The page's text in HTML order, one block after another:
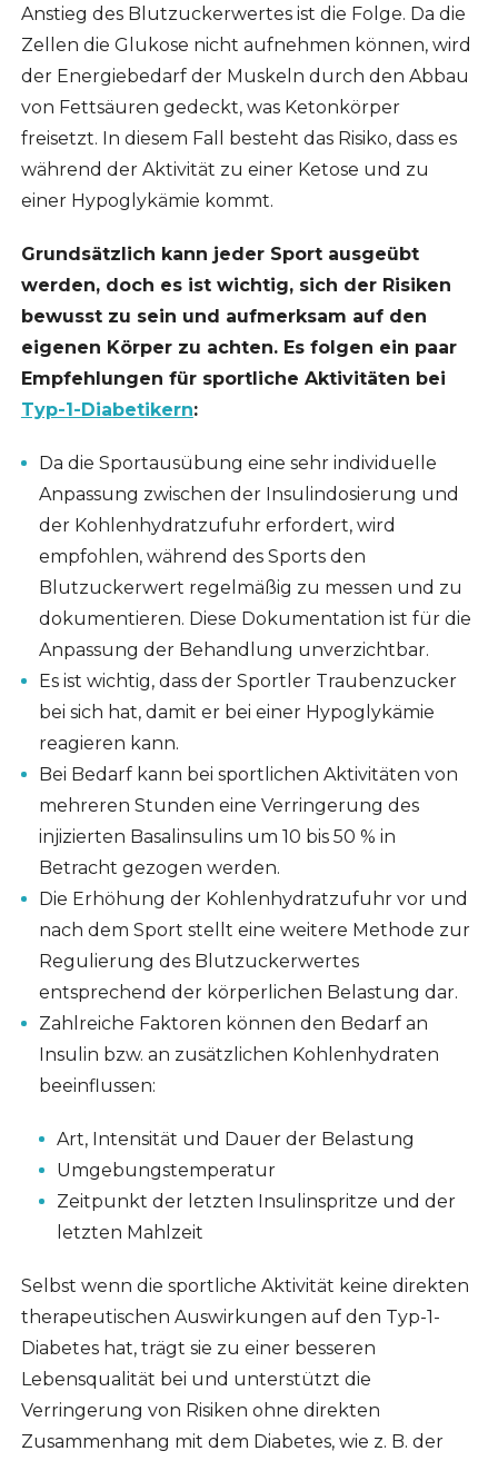
Anstieg des Blutzuckerwertes ist die Folge. Da die
Zellen die Glukose nicht aufnehmen können, wird
der Energiebedarf der Muskeln durch den Abbau
von Fettsäuren gedeckt, was Ketonkörper
freisetzt. In diesem Fall besteht das Risiko, dass es
während der Aktivität zu einer Ketose und zu
einer Hypoglykämie kommt.
Grundsätzlich kann jeder Sport ausgeübt
werden, doch es ist wichtig, sich der Risiken
bewusst zu sein und aufmerksam auf den
eigenen Körper zu achten. Es folgen ein paar
Empfehlungen für sportliche Aktivitäten bei
Typ-1-Diabetikern:
Da die Sportausübung eine sehr individuelle
Anpassung zwischen der Insulindosierung und
der Kohlenhydratzufuhr erfordert, wird
empfohlen, während des Sports den
Blutzuckerwert regelmäßig zu messen und zu
dokumentieren. Diese Dokumentation ist für die
Anpassung der Behandlung unverzichtbar.
Es ist wichtig, dass der Sportler Traubenzucker
bei sich hat, damit er bei einer Hypoglykämie
reagieren kann.
Bei Bedarf kann bei sportlichen Aktivitäten von
mehreren Stunden eine Verringerung des
injizierten Basalinsulins um 10 bis 50 % in
Betracht gezogen werden.
Die Erhöhung der Kohlenhydratzufuhr vor und
nach dem Sport stellt eine weitere Methode zur
Regulierung des Blutzuckerwertes
entsprechend der körperlichen Belastung dar.
Zahlreiche Faktoren können den Bedarf an
Insulin bzw. an zusätzlichen Kohlenhydraten
beeinflussen:
Art, Intensität und Dauer der Belastung
Umgebungstemperatur
Zeitpunkt der letzten Insulinspritze und der
letzten Mahlzeit
Selbst wenn die sportliche Aktivität keine direkten
therapeutischen Auswirkungen auf den Typ-1-
Diabetes hat, trägt sie zu einer besseren
Lebensqualität bei und unterstützt die
Verringerung von Risiken ohne direkten
Zusammenhang mit dem Diabetes, wie z. B. der